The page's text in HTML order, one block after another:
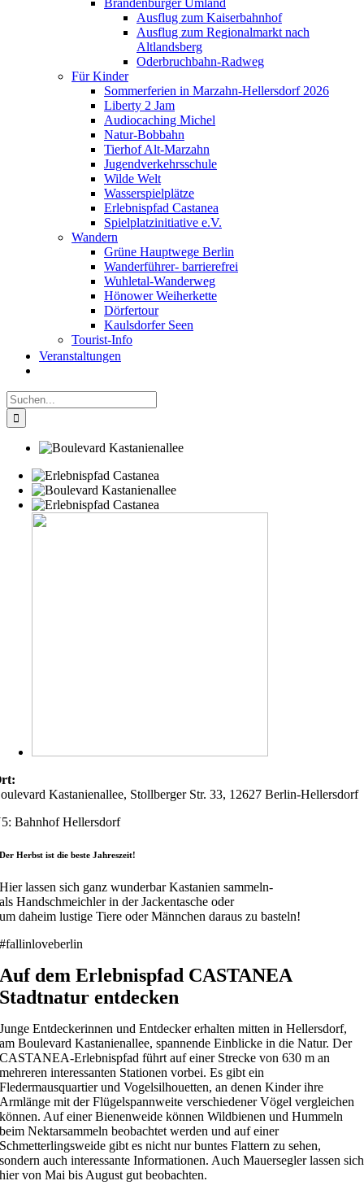
Brandenburger Umland
Ausflug zum Kaiserbahnhof
Ausflug zum Regionalmarkt nach
Altlandsberg
Oderbruchbahn-Radweg
Für Kinder
Sommerferien in Marzahn-Hellersdorf 2026
Liberty 2 Jam
Audiocaching Michel
Natur-Bobbahn
Tierhof Alt-Marzahn
Jugendverkehrsschule
Wilde Welt
Wasserspielplätze
Erlebnispfad Castanea
Spielplatzinitiative e.V.
Wandern
Grüne Hauptwege Berlin
Wanderführer- barrierefrei
Wuhletal-Wanderweg
Hönower Weiherkette
Dörfertour
Kaulsdorfer Seen
Tourist-Info
Veranstaltungen
Suche
nach:
Kastanienallee, Stollberger Str. 33, 12627 Berlin-Hellersdorf
Bahnhof Hellersdorf
Der Herbst ist die beste Jahreszeit!
Hier lassen sich ganz wunderbar Kastanien sammeln-
als Handschmeichler in der Jackentasche oder
um daheim lustige Tiere oder Männchen daraus zu basteln!
#fallinloveberlin
Auf dem Erlebnispfad CASTANEA
Stadtnatur entdecken
Junge Entdeckerinnen und Entdecker erhalten mitten in Hellersdorf,
am Boulevard Kastanienallee, spannende Einblicke in die Natur. Der
CASTANEA-Erlebnispfad führt auf einer Strecke von 630 m an
mehreren interessanten Stationen vorbei. Es gibt ein
Fledermausquartier und Vogelsilhouetten, an denen Kinder ihre
Armlänge mit der Flügelspannweite verschiedener Vögel vergleichen
können. Auf einer Bienenweide können Wildbienen und Hummeln
beim Nektarsammeln beobachtet werden und auf einer
Schmetterlingsweide gibt es nicht nur buntes Flattern zu sehen,
sondern auch interessante Informationen. Auch Mauersegler lassen sich
hier von Mai bis August gut beobachten.